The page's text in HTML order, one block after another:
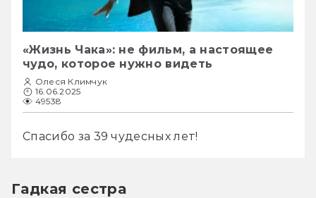
«Жизнь Чака»: не фильм, а настоящее
чудо, которое нужно видеть
Олеся Климчук
16.06.2025
49538
Спасибо за 39 чудесных лет!
Гадкая сестра